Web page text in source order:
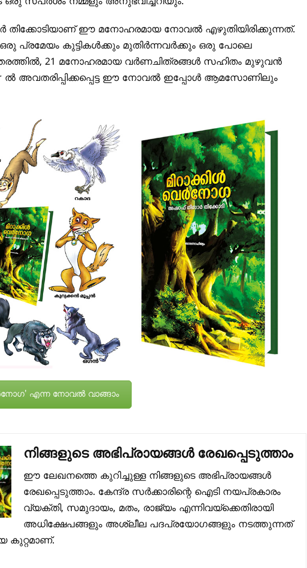
തിക്കോടിയാണ് ഈ മനോഹരമായ നോവൽ എഴുതിയിരിക്കുന്നത്.
പ്രമേയം കുട്ടികള്‍ക്കും മുതിര്‍ന്നവര്‍ക്കും ഒരു പോലെ
21 മനോഹരമായ വര്‍ണചിത്രങ്ങള്‍ സഹിതം മുഴുവന്‍
ല്‍ അവതരിപ്പിക്കപ്പെട്ട ഈ നോവല്‍ ഇപ്പോൾ ആമസോണിലും
എന്ന നോവൽ വാങ്ങാം
നിങ്ങളുടെ അഭിപ്രായങ്ങൾ രേഖപ്പെടുത്താം
ഈ ലേഖനത്തെ കുറിച്ചുള്ള നിങ്ങളുടെ അഭിപ്രായങ്ങൾ
രേഖപ്പെടുത്താം. കേന്ദ്ര സർക്കാരിന്റെ ഐടി നയപ്രകാരം
വ്യക്തി, സമുദായം, മതം, രാജ്യം എന്നിവയ്ക്കെതിരായി
അധിക്ഷേപങ്ങളും അശ്ലീല പദപ്രയോഗങ്ങളും നടത്തുന്നത്
കുറ്റമാണ്.